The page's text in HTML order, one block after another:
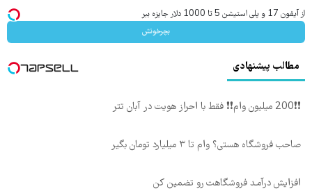
از آیفون 17 و پلی استیشن 5 تا 1000 دلار جایزه ببر
بچرخونش
مطالب پیشنهادی
❗❗200 میلیون وام❗❗ فقط با احراز هویت در آبان تتر
صاحب فروشگاه هستی؟ وام تا ۳ میلیارد تومان بگیر
افزایش درآمـد فروشگاهت رو تضمین کن